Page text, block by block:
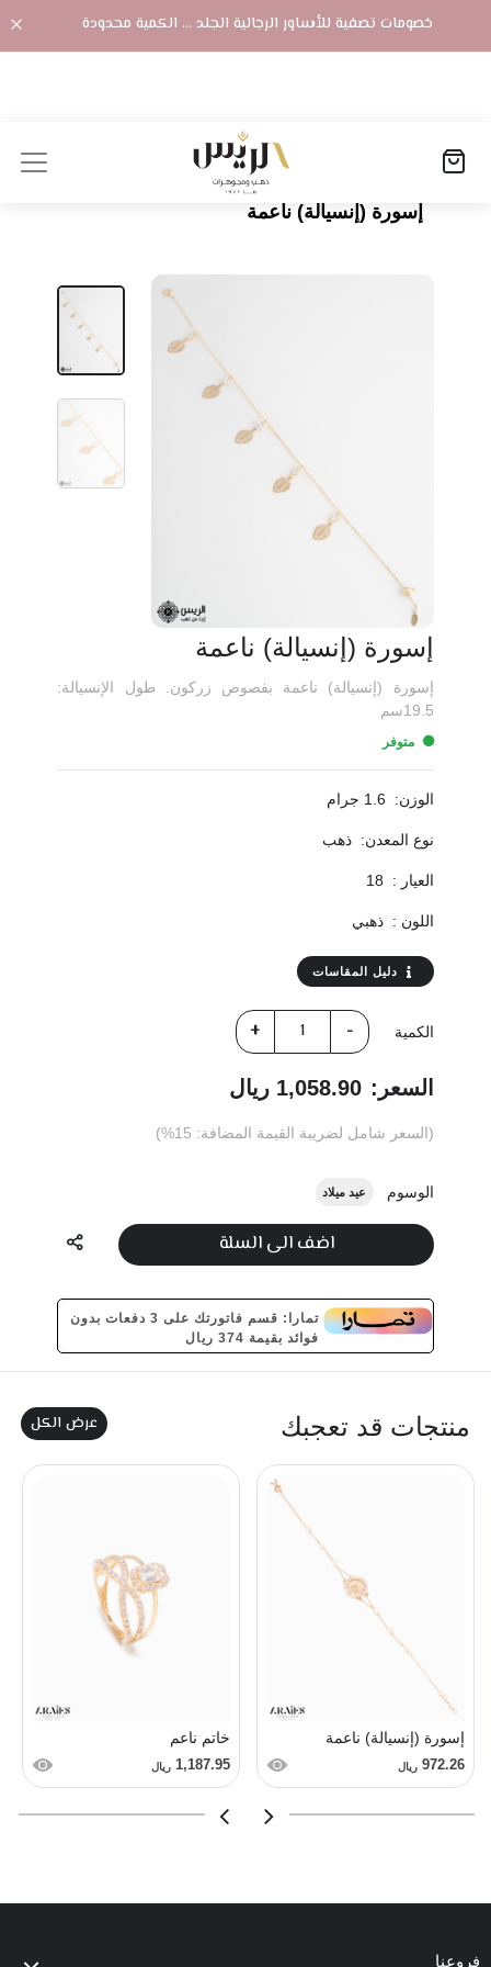
خصومات تصفية للأساور الرجالية الجلد ... الكمية محدودة
الصفحة الرئيسية
المنتجات
إسورة (إنسيالة) ناعمة
إسورة (إنسيالة) ناعمة
إسورة (إنسيالة) ناعمة بفصوص زركون. طول الإنسيالة:
19.5سم
متوفر
الوزن: 1.6 جرام
نوع المعدن: ذهب
العيار : 18
اللون : ذهبي
دليل المقاسات
الكمية
السعر: 1,058.90 ريال
(السعر شامل لضريبة القيمة المضافة: 15%)
الوسوم عيد ميلاد
اضف الى السلة
تمارا: قسم فاتورتك على 3 دفعات بدون
فوائد بقيمة 374 ريال
منتجات قد تعجبك عرض الكل
إسورة (إنسيالة) ناعمة
972.26 ريال
خاتم ناعم
1,187.95 ريال
فروعنا